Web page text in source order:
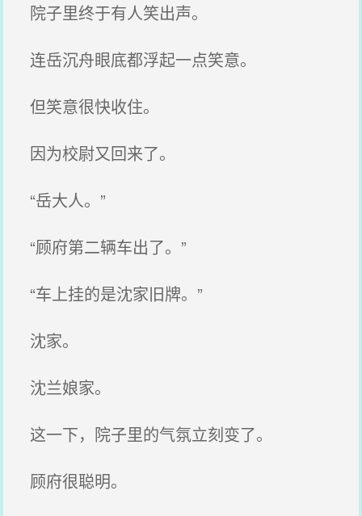
院子里终于有人笑出声。
连岳沉舟眼底都浮起一点笑意。
但笑意很快收住。
因为校尉又回来了。
“岳大人。”
“顾府第二辆车出了。”
“车上挂的是沈家旧牌。”
沈家。
沈兰娘家。
这一下，院子里的气氛立刻变了。
顾府很聪明。